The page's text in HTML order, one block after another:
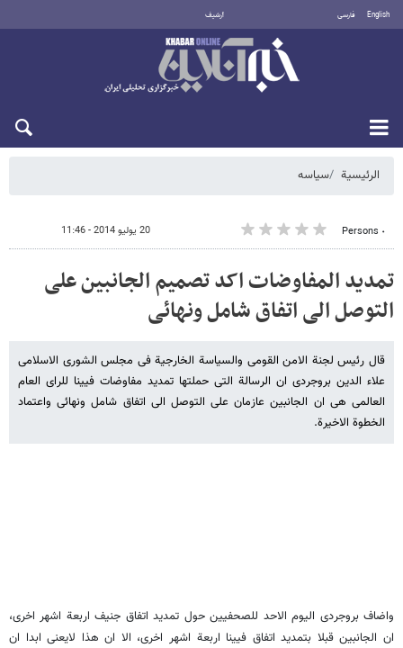
English فارسی أرشيف
الرئيسية سیاسه
٠ Persons 20 يوليو 2014 - 11:46
تمدید المفاوضات اکد تصمیم الجانبین علی
التوصل الی اتفاق شامل ونهائی
قال رئیس لجنة الامن القومی والسیاسة الخارجیة فی مجلس الشوری الاسلامی
علاء الدین بروجردی ان الرسالة التی حملتها تمدید مفاوضات فیینا للرای العام
العالمی هی ان الجانبین عازمان علی التوصل الی اتفاق شامل ونهائی واعتماد
الخطوة الاخیرة.
واضاف بروجردی الیوم الاحد للصحفیین حول تمدید اتفاق جنیف اربعة اشهر اخری،
ان الجانبین قبلا بتمدید اتفاق فیینا اربعة اشهر اخری، الا ان هذا لایعنی ابدا ان